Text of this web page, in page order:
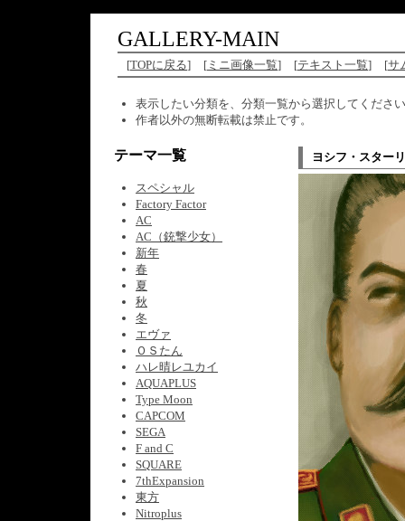
GALLERY-MAIN
[TOPに戻る] [ ミニ画像一覧] [テキスト一覧] [サ
表示したい分類を、分類一覧から選択してくださ
作者以外の無断転載は禁止です。
テーマ一覧
スペシャル
Factory Factor
AC
AC（銃撃少女）
新年
春
夏
秋
冬
エヴァ
ＯＳたん
ハレ晴レユカイ
AQUAPLUS
Type Moon
CAPCOM
SEGA
F and C
SQUARE
7thExpansion
東方
Nitroplus
ヨシフ・スター